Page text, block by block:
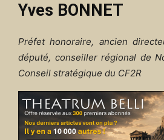
Yves BONNET
Préfet honoraire, ancien
député, conseiller régional de
Conseil stratégique du CF2R